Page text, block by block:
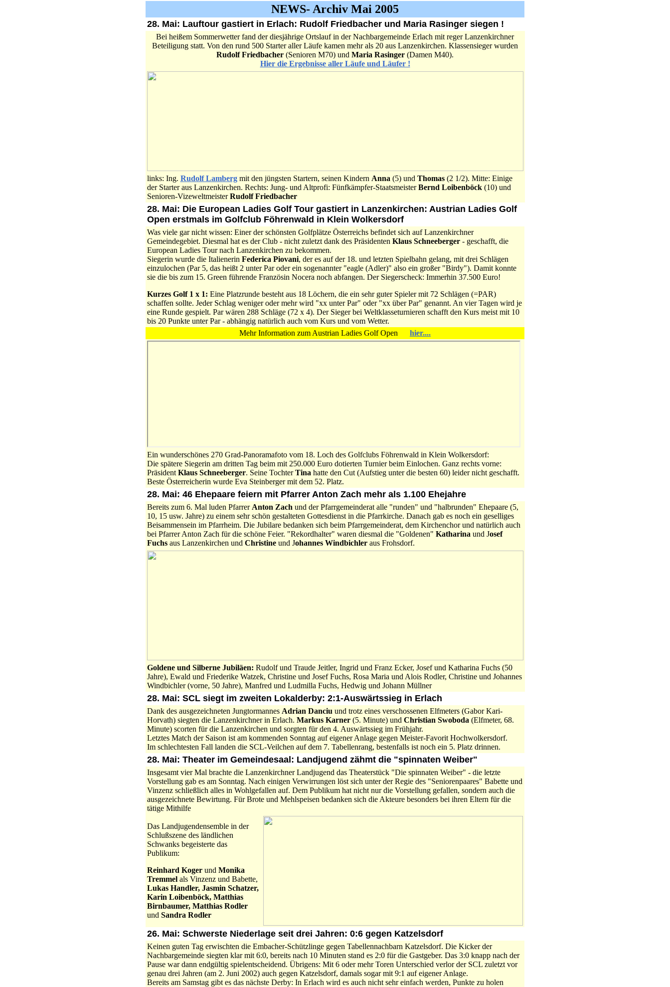
NEWS- Archiv Mai 2005
28. Mai: Lauftour gastiert in Erlach: Rudolf Friedbacher und Maria Rasinger siegen !
Bei heißem Sommerwetter fand der diesjährige Ortslauf in der Nachbargemeinde Erlach mit reger Lanzenkirchner
Beteiligung statt. Von den rund 500 Starter aller Läufe kamen mehr als 20 aus Lanzenkirchen. Klassensieger wurden
Rudolf Friedbacher (Senioren M70) und Maria Rasinger (Damen M40).
Hier die Ergebnisse aller Läufe und Läufer !
links: Ing. Rudolf Lambergmit den jüngsten Startern, seinen Kindern Anna (5) und Thomas(2 1/2). Mitte: Einige
der Starter aus Lanzenkirchen. Rechts: Jung- und Altprofi: Fünfkämpfer-StaatsmeisterBernd Loibenböck(10) und
Senioren-VizeweltmeisterRudolf Friedbacher
28. Mai: Die European Ladies Golf Tour gastiert in Lanzenkirchen: Austrian Ladies Golf
Open erstmals im Golfclub Föhrenwald in Klein Wolkersdorf
Was viele gar nicht wissen: Einer der schönsten Golfplätze Österreichs befindet sich auf Lanzenkirchner
Gemeindegebiet. Diesmal hat es der Club - nicht zuletzt dank des Präsidenten Klaus Schneeberger - geschafft, die
European Ladies Tour nach Lanzenkirchen zu bekommen.
Siegerin wurde die Italienerin Federica Piovani, der es auf der 18. und letzten Spielbahn gelang, mit drei Schlägen
einzulochen (Par 5, das heißt 2 unter Par oder ein sogenannter "eagle (Adler)" also ein großer "Birdy"). Damit konnte
sie die bis zum 15. Green führende Französin Nocera noch abfangen. Der Siegerscheck: Immerhin 37.500 Euro!
Kurzes Golf 1 x 1: Eine Platzrunde besteht aus 18 Löchern, die ein sehr guter Spieler mit 72 Schlägen (=PAR)
schaffen sollte. Jeder Schlag weniger oder mehr wird "xx unter Par" oder "xx über Par" genannt. An vier Tagen wird je
eine Runde gespielt. Par wären 288 Schläge (72 x 4). Der Sieger bei Weltklasseturnieren schafft den Kurs meist mit 10
bis 20 Punkte unter Par - abhängig natürlich auch vom Kurs und vom Wetter.
Mehr Information zum Austrian Ladies Golf Open hier....
Ein wunderschönes 270 Grad-Panoramafoto vom 18. Loch des Golfclubs Föhrenwald in Klein Wolkersdorf:
Die spätere Siegerin am dritten Tag beim mit 250.000 Euro dotierten Turnier beim Einlochen. Ganz rechts vorne:
Präsident Klaus Schneeberger. Seine TochterTina hatte den Cut (Aufstieg unter die besten 60) leider nicht geschafft.
Beste Österreicherin wurde Eva Steinberger mit dem 52. Platz.
28. Mai: 46 Ehepaare feiern mit Pfarrer Anton Zach mehr als 1.100 Ehejahre
Bereits zum 6. Mal luden Pfarrer Anton Zach und der Pfarrgemeinderat alle "runden" und "halbrunden" Ehepaare (5,
10, 15 usw. Jahre) zu einem sehr schön gestalteten Gottesdienst in die Pfarrkirche. Danach gab es noch ein geselliges
Beisammensein im Pfarrheim. Die Jubilare bedanken sich beim Pfarrgemeinderat, dem Kirchenchor und natürlich auch
bei Pfarrer Anton Zach für die schöne Feier. "Rekordhalter" waren diesmal die "Goldenen" Katharina und Josef
Fuchsaus Lanzenkirchen und Christine und Johannes Windbichler aus Frohsdorf.
Goldene und Silberne Jubiläen: Rudolf und Traude Jeitler, Ingrid und Franz Ecker, Josef und Katharina Fuchs (50
Jahre), Ewald und Friederike Watzek, Christine und Josef Fuchs, Rosa Maria und Alois Rodler, Christine und Johannes
Windbichler (vorne, 50 Jahre), Manfred und Ludmilla Fuchs, Hedwig und Johann Müllner
28. Mai: SCL siegt im zweiten Lokalderby: 2:1-Auswärtssieg in Erlach
Dank des ausgezeichneten Jungtormannes Adrian Danciu und trotz eines verschossenen Elfmeters (Gabor Kari-
Horvath) siegten die Lanzenkirchner in Erlach. Markus Karner (5. Minute) und Christian Swoboda (Elfmeter, 68.
Minute) scorten für die Lanzenkirchen und sorgten für den 4. Auswärtssieg im Frühjahr.
Letztes Match der Saison ist am kommenden Sonntag auf eigener Anlage gegen Meister-Favorit Hochwolkersdorf.
Im schlechtesten Fall landen die SCL-Veilchen auf dem 7. Tabellenrang, bestenfalls ist noch ein 5. Platz drinnen.
28. Mai: Theater im Gemeindesaal: Landjugend zähmt die "spinnaten Weiber"
Insgesamt vier Mal brachte die Lanzenkirchner Landjugend das Theaterstück "Die spinnaten Weiber" - die letzte
Vorstellung gab es am Sonntag. Nach einigen Verwirrungen löst sich unter der Regie des "Seniorenpaares" Babette und
Vinzenz schließlich alles in Wohlgefallen auf. Dem Publikum hat nicht nur die Vorstellung gefallen, sondern auch die
ausgezeichnete Bewirtung. Für Brote und Mehlspeisen bedanken sich die Akteure besonders bei ihren Eltern für die
tätige Mithilfe
Das Landjugendensemble in der
Schlußszene des ländlichen
Schwanks begeisterte das
Publikum:
Reinhard Koger und Monika
Tremmel als Vinzenz und Babette,
Lukas Handler, Jasmin Schatzer,
Karin Loibenböck, Matthias
Birnbaumer, Matthias Rodler
und Sandra Rodler
26. Mai: Schwerste Niederlage seit drei Jahren: 0:6 gegen Katzelsdorf
Keinen guten Tag erwischten die Embacher-Schützlinge gegen Tabellennachbarn Katzelsdorf. Die Kicker der
Nachbargemeinde siegten klar mit 6:0, bereits nach 10 Minuten stand es 2:0 für die Gastgeber. Das 3:0 knapp nach der
Pause war dann endgültig spielentscheidend. Übrigens: Mit 6 oder mehr Toren Unterschied verlor der SCL zuletzt vor
genau drei Jahren (am 2. Juni 2002) auch gegen Katzelsdorf, damals sogar mit 9:1 auf eigener Anlage.
Bereits am Samstag gibt es das nächste Derby: In Erlach wird es auch nicht sehr einfach werden, Punkte zu holen